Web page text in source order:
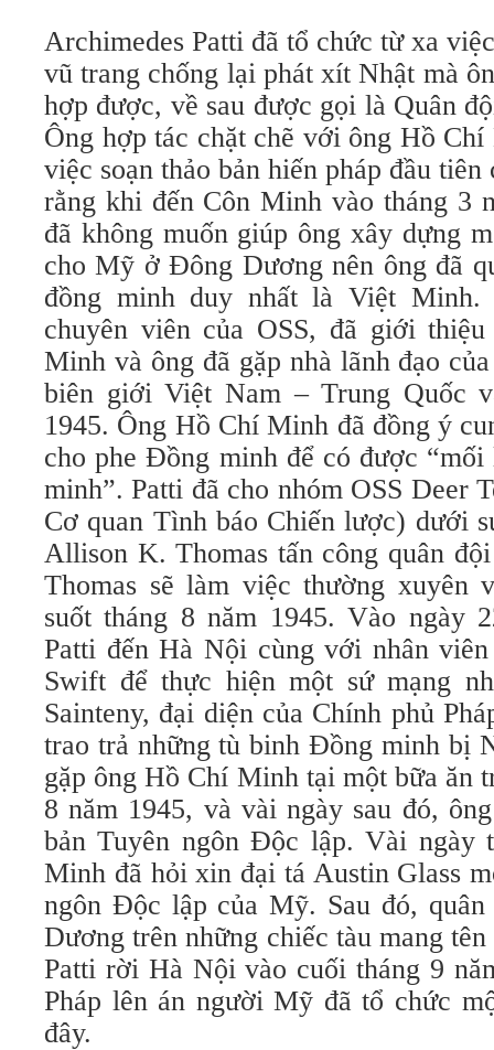
Archimedes Patti đã tổ chức từ xa
vũ trang chống lại phát xít Nhật mà
hợp được, về sau được gọi là Quân
Ông hợp tác chặt chẽ với ông Hồ
việc soạn thảo bản hiến pháp đầu
rằng khi đến Côn Minh vào tháng 3
đã không muốn giúp ông xây dựng
cho Mỹ ở Đông Dương nên ông đã
đồng minh duy nhất là Việt
chuyên viên của OSS, đã giới
Minh và ông đã gặp nhà lãnh đạo
biên giới Việt Nam – Trung Quốc
1945. Ông Hồ Chí Minh đã đồng ý
cho phe Đồng minh để có được
minh”. Patti đã cho nhóm OSS Deer
Cơ quan Tình báo Chiến lược) dưới
Allison K. Thomas tấn công quân
Thomas sẽ làm việc thường xuyên
suốt tháng 8 năm 1945. Vào ngày
Patti đến Hà Nội cùng với nhân
Swift để thực hiện một sứ mạng
Sainteny, đại diện của Chính phủ
trao trả những tù binh Đồng minh bị
gặp ông Hồ Chí Minh tại một bữa ăn
8 năm 1945, và vài ngày sau đó,
bản Tuyên ngôn Độc lập. Vài ngày
Minh đã hỏi xin đại tá Austin Glass
ngôn Độc lập của Mỹ. Sau đó,
Dương trên những chiếc tàu mang
Patti rời Hà Nội vào cuối tháng 9
Pháp lên án người Mỹ đã tổ chức
đây.